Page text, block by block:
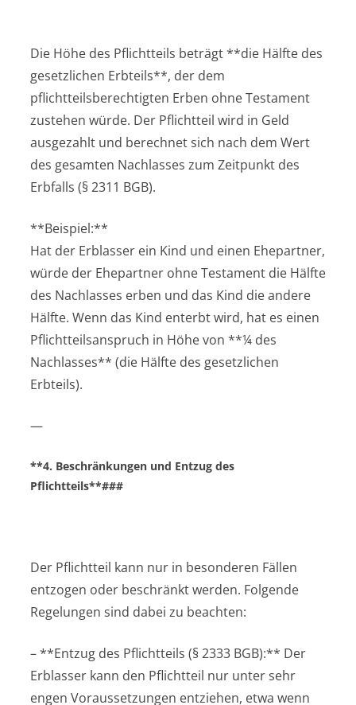
Die Höhe des Pflichtteils beträgt **die Hälfte des
gesetzlichen Erbteils**, der dem
pflichtteilsberechtigten Erben ohne Testament
zustehen würde. Der Pflichtteil wird in Geld
ausgezahlt und berechnet sich nach dem Wert
des gesamten Nachlasses zum Zeitpunkt des
Erbfalls (§ 2311 BGB).
**Beispiel:**
Hat der Erblasser ein Kind und einen Ehepartner,
würde der Ehepartner ohne Testament die Hälfte
des Nachlasses erben und das Kind die andere
Hälfte. Wenn das Kind enterbt wird, hat es einen
Pflichtteilsanspruch in Höhe von **¼ des
Nachlasses** (die Hälfte des gesetzlichen
Erbteils).
—
**4. Beschränkungen und Entzug des
Pflichtteils**###
Der Pflichtteil kann nur in besonderen Fällen
entzogen oder beschränkt werden. Folgende
Regelungen sind dabei zu beachten:
– **Entzug des Pflichtteils (§ 2333 BGB):** Der
Erblasser kann den Pflichtteil nur unter sehr
engen Voraussetzungen entziehen, etwa wenn